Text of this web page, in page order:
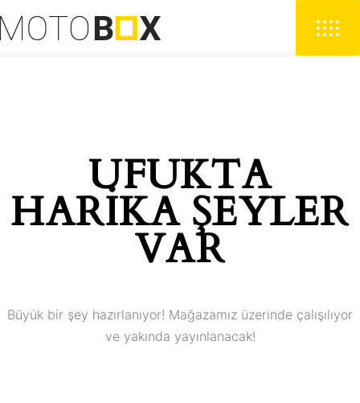
UFUKTA
HARIKA ŞEYLER
VAR
Büyük bir şey hazırlanıyor! Mağazamız üzerinde çalışılıyor
ve yakında yayınlanacak!